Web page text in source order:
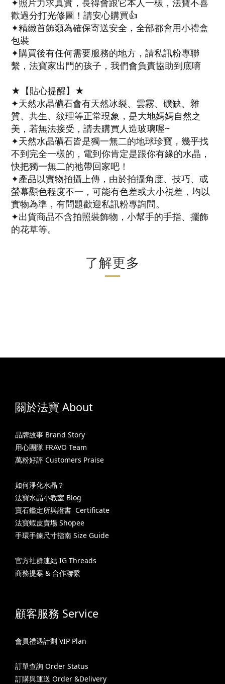
✦照片力求真實，長得會跟它本人一樣，法寶不喜
歡過分打光修圖！請安心購買👍
✦精緻首飾類為確保寄送安全，全部都會用小禮盒
包裝
✦購買後有任何需要服務的地方，請私訊粉專聯
繫，法寶家出門的孩子，我們會負責協助到底唷
★【貼心提醒】★
✦天然水晶礦石會有天然冰裂、雲霧、礦缺、雜
質、共生、紋理等正常現象，是大地媽媽自然之
美，若無法接受，請去購買人造玻璃喔~
✦天然水晶礦石皆是獨一無二的地球珍寶，幾乎找
不到完全一樣的，電到你肯定是跟你有緣的水晶，
快把獨一無二的祂帶回家吧！
✦產品以實物拍攝上傳，由於拍攝角度、技巧、或
螢幕顯色程度不一，可能有色差或大小視差，均以
實物為準，有問題歡迎私訊粉專詢問。
✦出貨商品不含拍照裝飾物，小幫手的手指、擺飾
的花草等。
了解更多
關於法寶 About
品牌故事 Brand Story
用心團隊 FRAVO Team
萬粉好評 Customers Praise
如何淨化水晶？
法寶水晶小教室 Blog
寶石鑑定所與證書 Certificate
法寶蝦皮賣場 Shopee
手環手鍊尺寸指南 Size Guide
官方社群連結 IG Threads
商務提案 & 合作聯繫
顧客服務 Service
會員禮遇計劃 VIP Plan
訂單查詢 Order Status
訂購與運送 Order &Delivery